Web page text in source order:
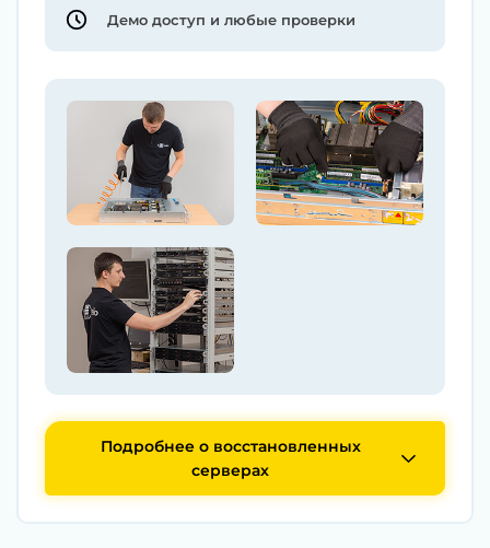
Демо доступ и любые проверки
Подробнее о восстановленных
серверах